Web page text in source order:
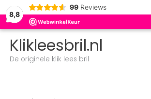
8,8
99 Reviews
Klikleesbril.nl
De originele klik lees bril